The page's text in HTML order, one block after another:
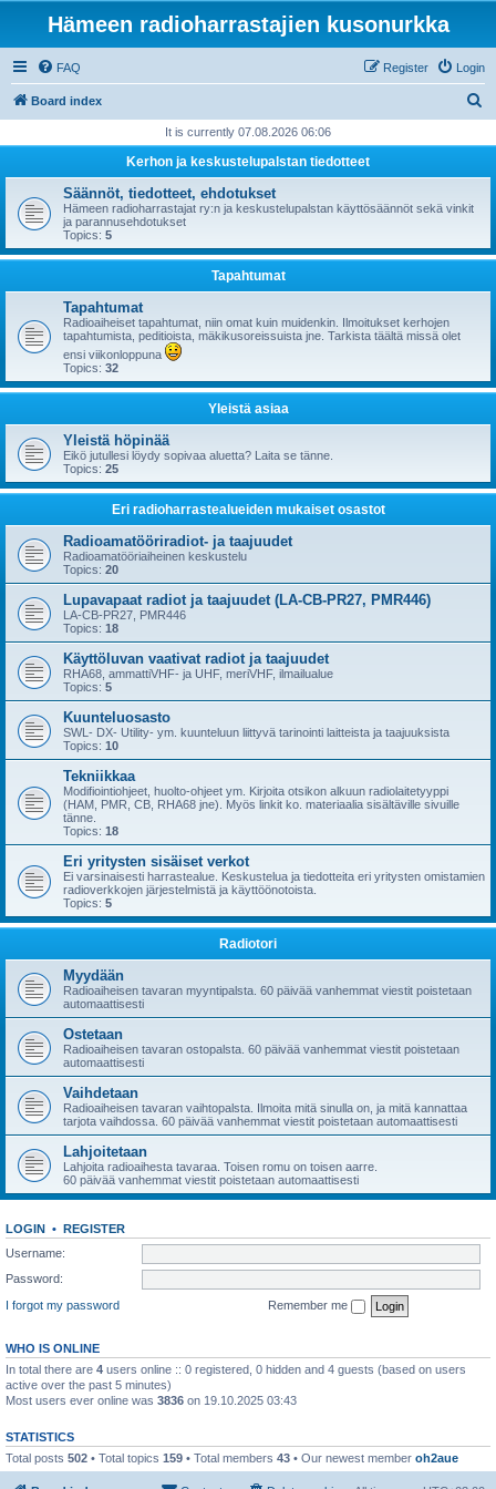
Hämeen radioharrastajien kusonurkka
FAQ Login
Register
Board index
r
It is currently 07.08.2026 06:06
Kerhon ja keskustelupalstan tiedotteet
Säännöt, tiedotteet, ehdotukset
Hämeen radioharrastajat ry:n ja keskustelupalstan käyttösäännöt sekä vinkit
ja parannusehdotukset
Topics: 5
Tapahtumat
Tapahtumat
Radioaiheiset tapahtumat, niin omat kuin muidenkin. Ilmoitukset kerhojen
tapahtumista, peditioista, mäkikusoreissuista jne. Tarkista täältä missä olet
ensi viikonloppuna
Topics: 32
Yleistä asiaa
Yleistä höpinää
Eikö jutullesi löydy sopivaa aluetta? Laita se tänne.
Topics: 25
Eri radioharrastealueiden mukaiset osastot
Radioamatööriradiot- ja taajuudet
Radioamatööriaiheinen keskustelu
Topics: 20
Lupavapaat radiot ja taajuudet (LA-CB-PR27, PMR446)
LA-CB-PR27, PMR446
Topics: 18
Käyttöluvan vaativat radiot ja taajuudet
RHA68, ammattiVHF- ja UHF, meriVHF, ilmailualue
Topics: 5
Kuunteluosasto
SWL- DX- Utility- ym. kuunteluun liittyvä tarinointi laitteista ja taajuuksista
Topics: 10
Tekniikkaa
Modifiointiohjeet, huolto-ohjeet ym. Kirjoita otsikon alkuun radiolaitetyyppi
(HAM, PMR, CB, RHA68 jne). Myös linkit ko. materiaalia sisältäville sivuille
tänne.
Topics: 18
Eri yritysten sisäiset verkot
Ei varsinaisesti harrastealue. Keskustelua ja tiedotteita eri yritysten omistamien
radioverkkojen järjestelmistä ja käyttöönotoista.
Topics: 5
Radiotori
Myydään
Radioaiheisen tavaran myyntipalsta. 60 päivää vanhemmat viestit poistetaan
automaattisesti
Ostetaan
Radioaiheisen tavaran ostopalsta. 60 päivää vanhemmat viestit poistetaan
automaattisesti
Vaihdetaan
Radioaiheisen tavaran vaihtopalsta. Ilmoita mitä sinulla on, ja mitä kannattaa
tarjota vaihdossa. 60 päivää vanhemmat viestit poistetaan automaattisesti
Lahjoitetaan
Lahjoita radioaihesta tavaraa. Toisen romu on toisen aarre.
60 päivää vanhemmat viestit poistetaan automaattisesti
LOGIN • REGISTER
Username:
Password:
I forgot my password
Remember me
WHO IS ONLINE
In total there are 4 users online :: 0 registered, 0 hidden and 4 guests (based on users
active over the past 5 minutes)
Most users ever online was 3836 on 19.10.2025 03:43
STATISTICS
Total posts 502 • Total topics 159 • Total members 43 • Our newest member oh2aue